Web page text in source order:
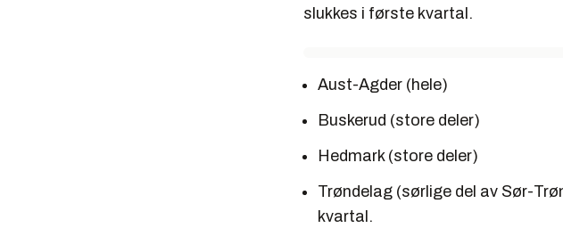
slukkes i første kvartal.
Aust-Agder (hele)
Buskerud (store deler)
Hedmark (store deler)
Trøndelag (sørlige del av Sør-
kvartal.